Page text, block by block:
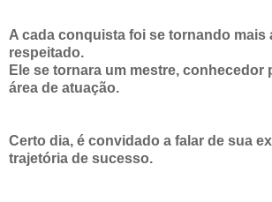
A cada conquista foi se tornando mais
respeitado.
Ele se tornara um mestre, conhecedor
área de atuação.
Certo dia, é convidado a falar de sua
trajetória de sucesso.